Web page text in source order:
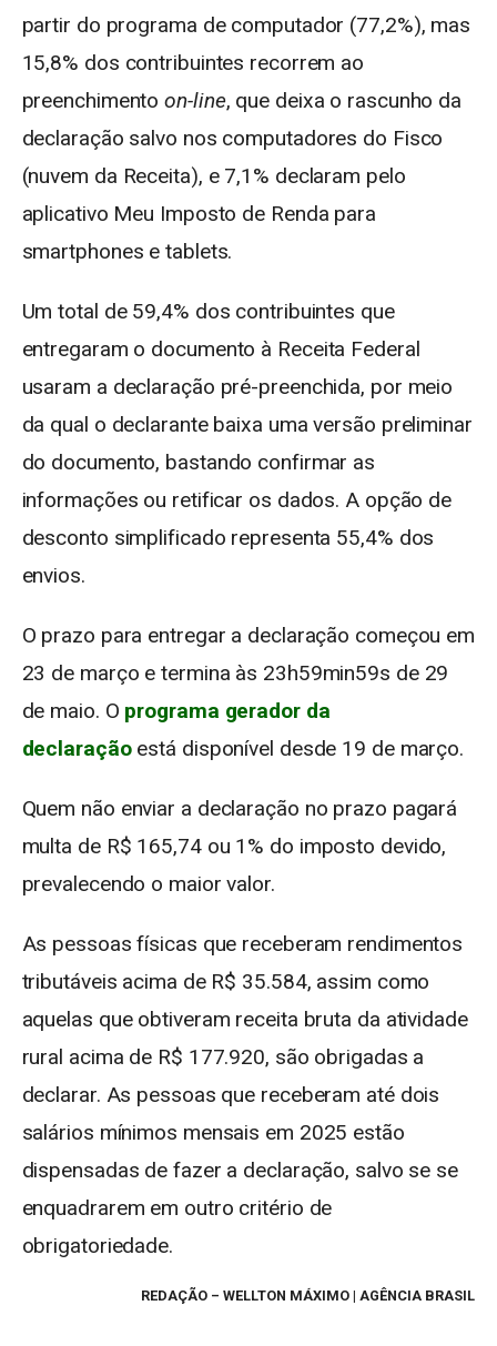
partir do programa de computador (77,2%), mas
15,8% dos contribuintes recorrem ao
preenchimentoon-line, que deixa o rascunho da
declaração salvo nos computadores do Fisco
(nuvem da Receita), e 7,1% declaram pelo
aplicativo Meu Imposto de Renda para
smartphones e tablets.
Um total de 59,4% dos contribuintes que
entregaram o documento à Receita Federal
usaram a declaração pré-preenchida, por meio
da qual o declarante baixa uma versão preliminar
do documento, bastando confirmar as
informações ou retificar os dados. A opção de
desconto simplificado representa 55,4% dos
envios.
O prazo para entregar a declaração começou em
23 de março e termina às 23h59min59s de 29
de maio. O programa gerador da
declaraçãoestá disponível desde 19 de março.
Quem não enviar a declaração no prazo pagará
multa de R$ 165,74 ou 1% do imposto devido,
prevalecendo o maior valor.
As pessoas físicas que receberam rendimentos
tributáveis acima de R$ 35.584, assim como
aquelas que obtiveram receita bruta da atividade
rural acima de R$ 177.920, são obrigadas a
declarar. As pessoas que receberam até dois
salários mínimos mensais em 2025 estão
dispensadas de fazer a declaração, salvo se se
enquadrarem em outro critério de
obrigatoriedade.
REDAÇÃO – WELLTON MÁXIMO | AGÊNCIA BRASIL